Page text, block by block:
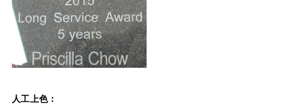
人工上色：